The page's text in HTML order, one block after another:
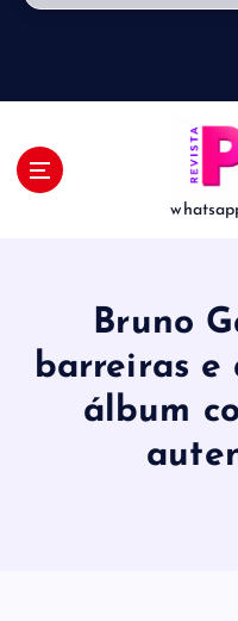
Bruno
barreiras e
álbum